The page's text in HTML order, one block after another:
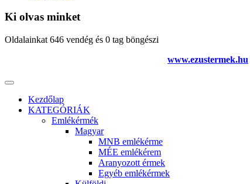
Ki olvas minket
Oldalainkat 646 vendég és 0 tag böngészi
www.ezustermek.hu
Kezdőlap
KATEGÓRIÁK
Emlékérmék
Magyar
MNB emlékérme
MÉE emlékérem
Aranyozott érmek
Egyéb emlékérmek